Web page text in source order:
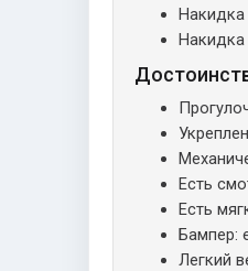
Накидка
Накидка
Есть
Есть
Бампер:
Легкий